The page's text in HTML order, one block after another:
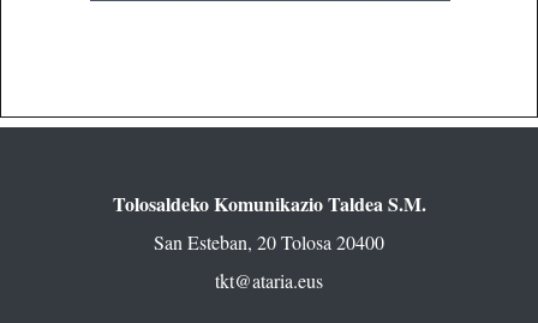
Tolosaldeko Komunikazio Taldea S.M.
San Esteban, 20 Tolosa 20400
tkt@ataria.eus